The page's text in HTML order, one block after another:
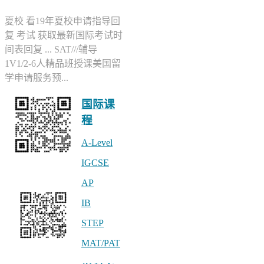
夏校 看19年夏校申请指导回
复 考试 获取最新国际考试时
间表回复 ... SAT///辅导
1V1/2-6人精品班授课美国留
学申请服务预...
国际课
程
A-Level
IGCSE
AP
IB
STEP
MAT/PAT